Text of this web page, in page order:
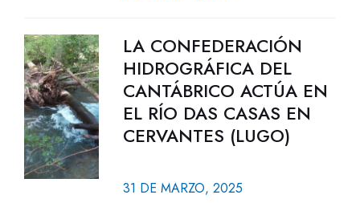
LA CONFEDERACIÓN
HIDROGRÁFICA DEL
CANTÁBRICO ACTÚA EN
EL RÍO DAS CASAS EN
CERVANTES (LUGO)
31 DE MARZO, 2025